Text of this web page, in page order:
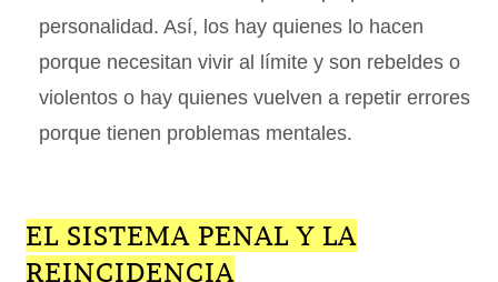
personalidad. Así, los hay quienes lo hacen
porque necesitan vivir al límite y son rebeldes o
violentos o hay quienes vuelven a repetir errores
porque tienen problemas mentales.
EL SISTEMA PENAL Y LA
REINCIDENCIA